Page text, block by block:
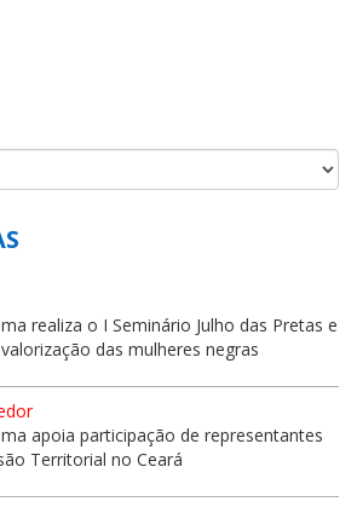
realiza o I Seminário Julho das Pretas e
das mulheres negras
apoia participação de representantes
Territorial no Ceará